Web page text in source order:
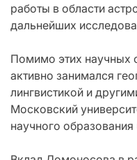
работы в области
дальнейших
Помимо этих научных
активно занимался
лингвистикой и
Московский
научного